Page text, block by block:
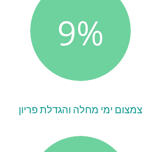
צמצום ימי מחלה והגדלת פריון